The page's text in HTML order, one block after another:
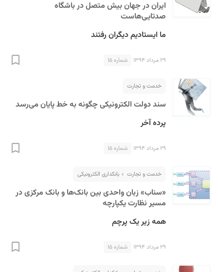
ایران در جهان بیش متصل در باشگاه
صدتایی‌هاست
ما ایستادیم دیگران رفتند
۲۹ مرداد ۱۳۹۴ شماره ۱۵
خدمت و تجارت
سند دولت الکترونیکی چگونه به خط پایان می‌رسد
پرده آخر
۲۹ مرداد ۱۳۹۴ شماره ۱۵
خدمت و تجارت بانکداری الکترونیکی
«سناب» زبان واحدی بین بانک‌ها و بانک مرکزی در
مسیر نظارت یکپارچه
همه زیر یک پرچم
۲۹ مرداد ۱۳۹۴ شماره ۱۵